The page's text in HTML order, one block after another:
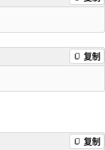
复制
复制